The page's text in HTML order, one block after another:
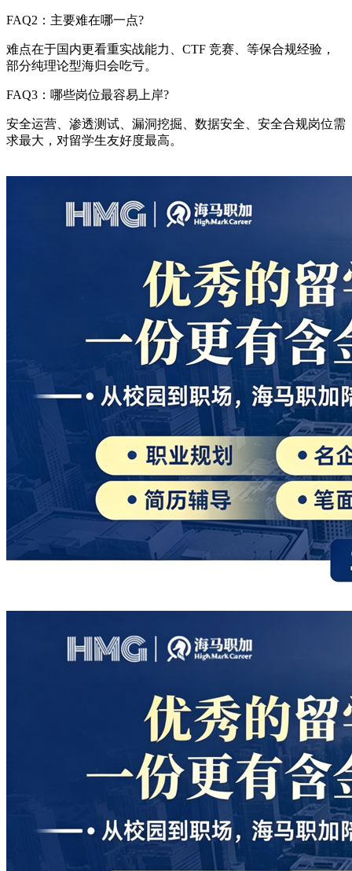
FAQ2：主要难在哪一点?
难点在于国内更看重实战能力、CTF 竞赛、等保合规经验，
部分纯理论型海归会吃亏。
FAQ3：哪些岗位最容易上岸?
安全运营、渗透测试、漏洞挖掘、数据安全、安全合规岗位需
求最大，对留学生友好度最高。